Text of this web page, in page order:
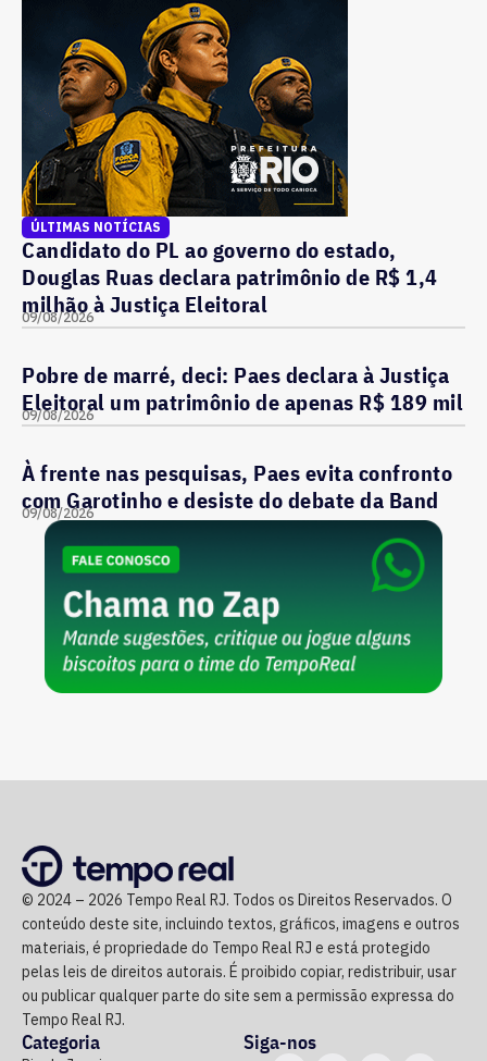
ÚLTIMAS NOTÍCIAS
Candidato do PL ao governo do estado,
Douglas Ruas declara patrimônio de R$ 1,4
milhão à Justiça Eleitoral
09/08/2026
Pobre de marré, deci: Paes declara à Justiça
Eleitoral um patrimônio de apenas R$ 189 mil
09/08/2026
À frente nas pesquisas, Paes evita confronto
com Garotinho e desiste do debate da Band
09/08/2026
© 2024 – 2026 Tempo Real RJ. Todos os Direitos Reservados. O
conteúdo deste site, incluindo textos, gráficos, imagens e outros
materiais, é propriedade do Tempo Real RJ e está protegido
pelas leis de direitos autorais. É proibido copiar, redistribuir, usar
ou publicar qualquer parte do site sem a permissão expressa do
Tempo Real RJ.
Categoria Siga-nos